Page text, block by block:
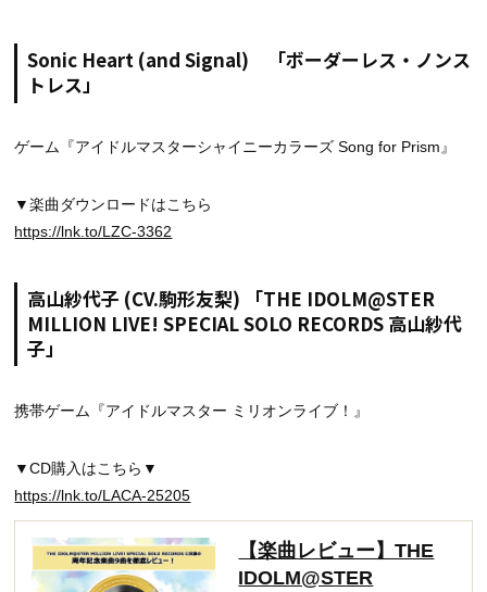
Sonic Heart (and Signal) 「ボーダーレス・ノンス
トレス」
ゲーム『アイドルマスターシャイニーカラーズ Song for Prism』
▼楽曲ダウンロードはこちら
https://lnk.to/LZC-3362
高山紗代子 (CV.駒形友梨) 「THE IDOLM@STER
MILLION LIVE! SPECIAL SOLO RECORDS 高山紗代
子」
携帯ゲーム『アイドルマスター ミリオンライブ！』
▼CD購入はこちら▼
https://lnk.to/LACA-25205
【楽曲レビュー】THE
IDOLM@STER